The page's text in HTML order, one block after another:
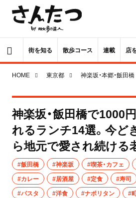
街を知る 散歩コース 連載 店
HOME 東京都 神楽坂・本郷・飯田橋
神楽坂・飯田橋で1000
れるランチ14選。今ど
ら地元で愛され続ける
#飯田橋 #神楽坂 #喫茶・カフェ
#カレー
#居酒屋 #定食 #寿司
#パスタ
#洋食 #ナポリタン #